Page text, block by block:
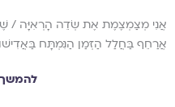
אֲנִי מְצַמְצֶמֶת אֶת שְׂדֵה הָרְאִיָּה /
אֲרַחֵף בַּחֲלַל הַזְּמַן הַנִּמְתָּח
להמשך